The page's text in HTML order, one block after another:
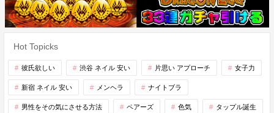
Hot Topicks
彼氏欲しい 渋谷 ネイル 安い 片思い アプローチ 女子力
新宿 ネイル 安い メンヘラ ナイトブラ
男性をその気にさせる方法 ペアーズ 色気 タップル誕生